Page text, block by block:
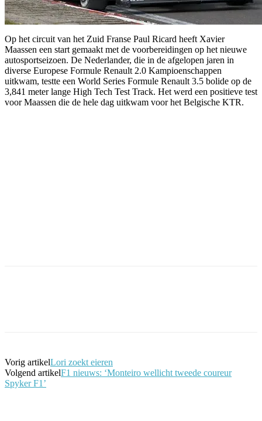
Op het circuit van het Zuid Franse Paul Ricard heeft Xavier
Maassen een start gemaakt met de voorbereidingen op het nieuwe
autosportseizoen. De Nederlander, die in de afgelopen jaren in
diverse Europese Formule Renault 2.0 Kampioenschappen
uitkwam, testte een World Series Formule Renault 3.5 bolide op de
3,841 meter lange High Tech Test Track. Het werd een positieve test
voor Maassen die de hele dag uitkwam voor het Belgische KTR.
Vorig artikelLori zoekt eieren
Volgend artikelF1 nieuws: ‘Monteiro wellicht tweede coureur
Spyker F1’